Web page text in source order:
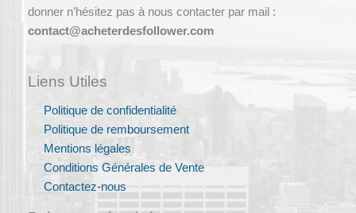
donner n’hésitez pas à nous contacter par mail :
contact@acheterdesfollower.com
Liens Utiles
Politique de confidentialité
Politique de remboursement
Mentions légales
Conditions Générales de Vente
Contactez-nous